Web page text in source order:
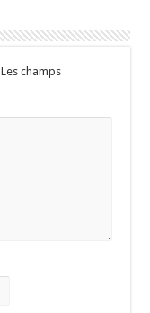
Les champs